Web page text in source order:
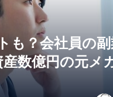
も？会社員の
数億円の元メ